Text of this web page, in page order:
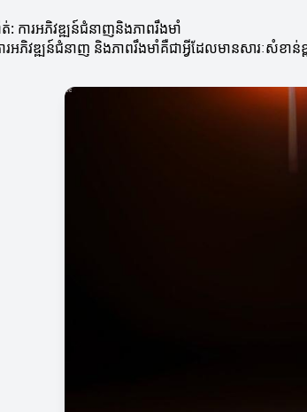
ត់: ការអភិវឌ្ឍន៍ជំនាញនិងភាពរឹងមាំ
រអភិវឌ្ឍន៍ជំនាញ និងភាពរឹងមាំគឺជាអ្វីដែលមានសារៈសំខាន់